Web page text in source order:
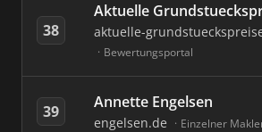
38
Aktuelle
aktuelle-
Bewertungsportal
39 Annette Engelsen
engelsen.de Einzelner